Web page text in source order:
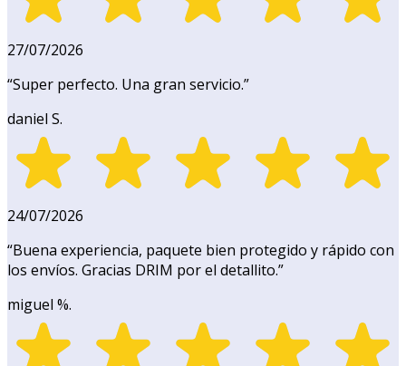
27/07/2026
“Super perfecto. Una gran servicio.”
daniel S.
24/07/2026
“Buena experiencia, paquete bien protegido y rápido con
los envíos. Gracias DRIM por el detallito.”
miguel %.